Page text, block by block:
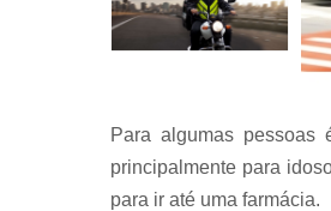
Para algumas pessoas
principalmente para
para ir até uma farmácia.